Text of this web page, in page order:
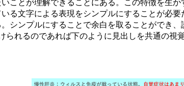
る文字による表現をシンプルにすることが必
シンプルにすることで余白を取ることができ、
られるのであれば下のように見出しを共通の視